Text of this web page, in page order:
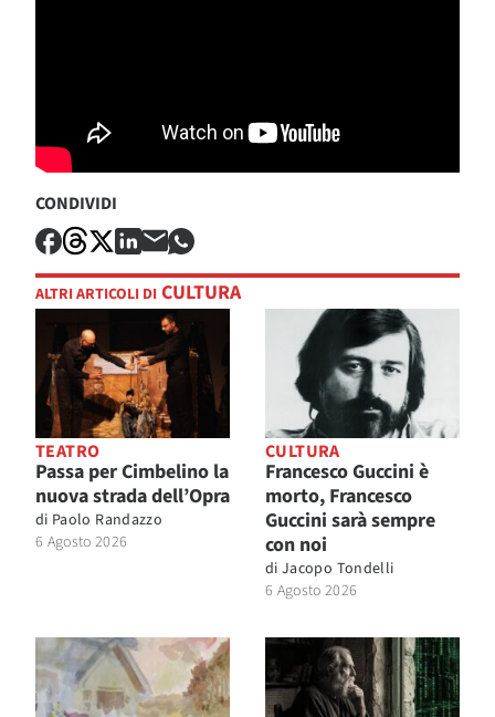
CONDIVIDI
ALTRI ARTICOLI DI CULTURA
TEATRO
Passa per Cimbelino la
nuova strada dell’Opra
di Paolo Randazzo
6 Agosto 2026
CULTURA
Francesco Guccini è
morto, Francesco
Guccini sarà sempre
con noi
di Jacopo Tondelli
6 Agosto 2026